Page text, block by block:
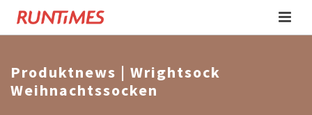
Produktnews | Wrightsock
Weihnachtssocken